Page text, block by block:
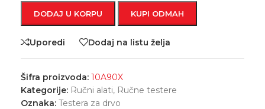
DODAJ U KORPU KUPI ODMAH
Uporedi Dodaj na listu želja
Šifra proizvoda: 10A90X
Kategorije: Ručni alati, Ručne testere
Oznaka: Testera za drvo